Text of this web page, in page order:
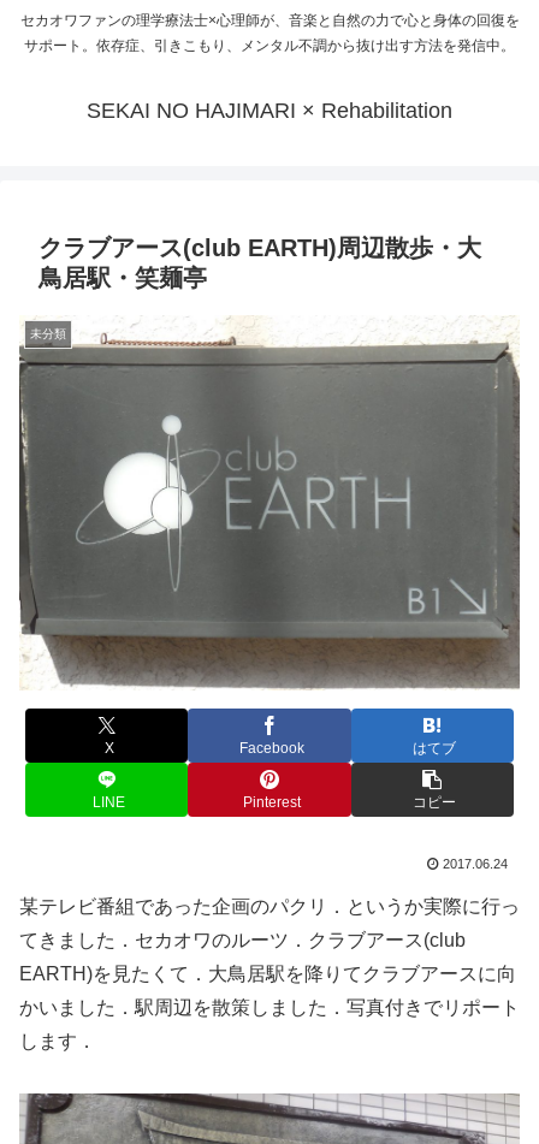
セカオワファンの理学療法士×心理師が、音楽と自然の力で心と身体の回復を
サポート。依存症、引きこもり、メンタル不調から抜け出す方法を発信中。
SEKAI NO HAJIMARI × Rehabilitation
クラブアース(club EARTH)周辺散歩・大
鳥居駅・笑麺亭
未分類
X Facebook はてブ
LINE Pinterest コピー
2017.06.24
某テレビ番組であった企画のパクリ．というか実際に行っ
てきました．セカオワのルーツ．クラブアース(club
EARTH)を見たくて．大鳥居駅を降りてクラブアースに向
かいました．駅周辺を散策しました．写真付きでリポート
します．